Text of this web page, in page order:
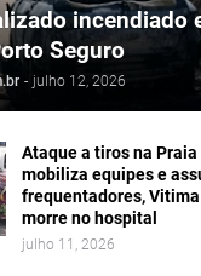
incendiado
Seguro
- julho 12, 2026
Ataque a tiros na
mobiliza equipes e
frequentadores,
morre no hospital
julho 11, 2026